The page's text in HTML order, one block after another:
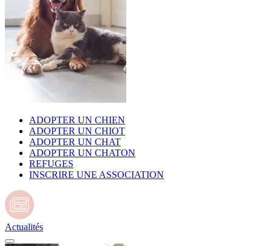
ADOPTER UN CHIEN
ADOPTER UN CHIOT
ADOPTER UN CHAT
ADOPTER UN CHATON
REFUGES
INSCRIRE UNE ASSOCIATION
Actualités